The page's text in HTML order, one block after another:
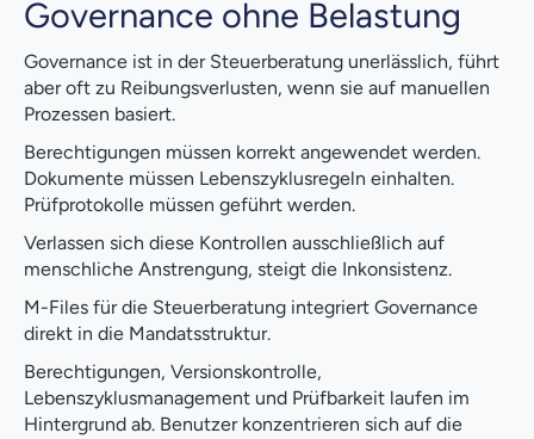
Governance ohne Belastung
Governance ist in der Steuerberatung unerlässlich, führt
aber oft zu Reibungsverlusten, wenn sie auf manuellen
Prozessen basiert.
Berechtigungen müssen korrekt angewendet werden.
Dokumente müssen Lebenszyklusregeln einhalten.
Prüfprotokolle müssen geführt werden.
Verlassen sich diese Kontrollen ausschließlich auf
menschliche Anstrengung, steigt die Inkonsistenz.
M-Files für die Steuerberatung integriert Governance
direkt in die Mandatsstruktur.
Berechtigungen, Versionskontrolle,
Lebenszyklusmanagement und Prüfbarkeit laufen im
Hintergrund ab. Benutzer konzentrieren sich auf die